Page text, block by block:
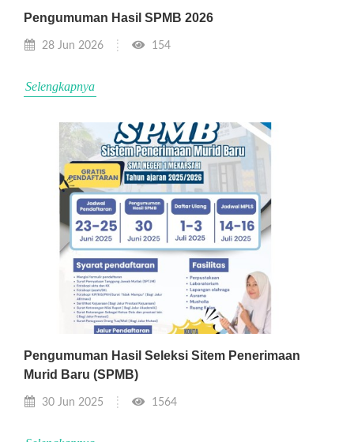
Pengumuman Hasil SPMB 2026
28 Jun 2026 154
Selengkapnya
Pengumuman Hasil Seleksi Sitem Penerimaan
Murid Baru (SPMB)
30 Jun 2025 1564